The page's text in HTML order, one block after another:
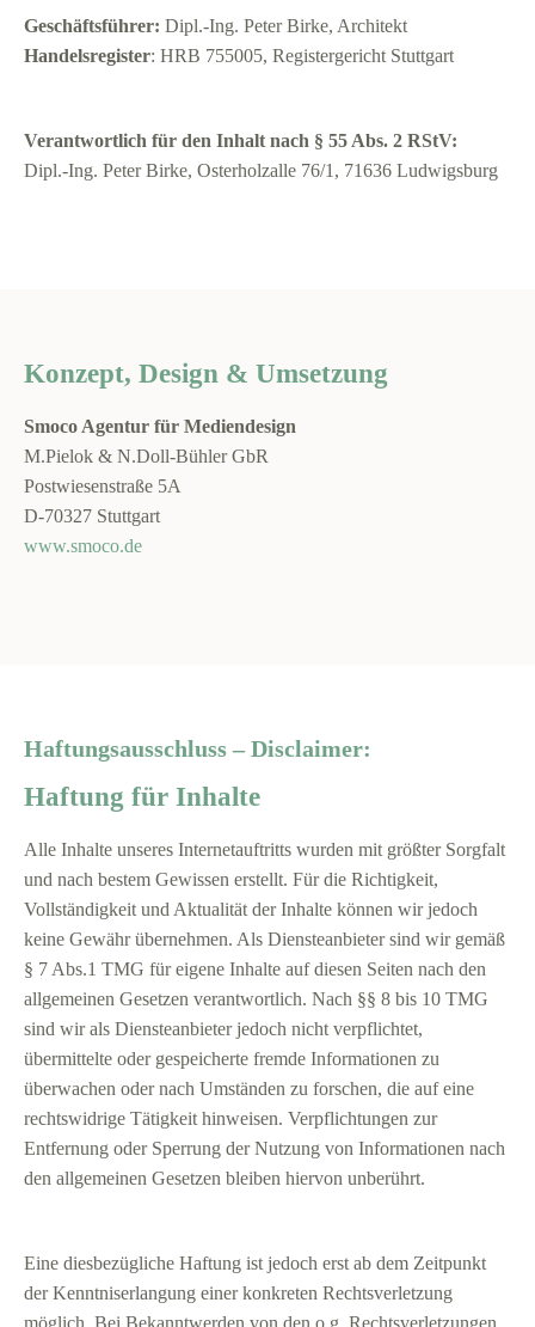
Geschäftsführer: Dipl.-Ing. Peter Birke, Architekt
Handelsregister: HRB 755005, Registergericht Stuttgart
Verantwortlich für den Inhalt nach § 55 Abs. 2 RStV:
Dipl.-Ing. Peter Birke, Osterholzalle 76/1, 71636 Ludwigsburg
Konzept, Design & Umsetzung
Smoco Agentur für Mediendesign
M.Pielok & N.Doll-Bühler GbR
Postwiesenstraße 5A
D-70327 Stuttgart
www.smoco.de
Haftungsausschluss – Disclaimer:
Haftung für Inhalte
Alle Inhalte unseres Internetauftritts wurden mit größter Sorgfalt
und nach bestem Gewissen erstellt. Für die Richtigkeit,
Vollständigkeit und Aktualität der Inhalte können wir jedoch
keine Gewähr übernehmen. Als Diensteanbieter sind wir gemäß
§ 7 Abs.1 TMG für eigene Inhalte auf diesen Seiten nach den
allgemeinen Gesetzen verantwortlich. Nach §§ 8 bis 10 TMG
sind wir als Diensteanbieter jedoch nicht verpflichtet,
übermittelte oder gespeicherte fremde Informationen zu
überwachen oder nach Umständen zu forschen, die auf eine
rechtswidrige Tätigkeit hinweisen. Verpflichtungen zur
Entfernung oder Sperrung der Nutzung von Informationen nach
den allgemeinen Gesetzen bleiben hiervon unberührt.
Eine diesbezügliche Haftung ist jedoch erst ab dem Zeitpunkt
der Kenntniserlangung einer konkreten Rechtsverletzung